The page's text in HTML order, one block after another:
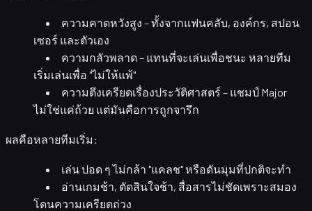
ความคาดหวังสูง – ทั้งจากแฟนคลับ, องค์กร, สปอน
เซอร์ และตัวเอง
ความกลัวพลาด– แทนที่จะเล่นเพื่อชนะ หลายทีม
เริ่มเล่นเพื่อ "ไม่ให้แพ้"
ความตึงเครียดเรื่องประวัติศาสตร์ – แชมป์ Major
ไม่ใช่แค่ถ้วย แต่มันคือการถูกจารึก
ผลคือหลายทีมเริ่ม:
เล่นปอด ๆไม่กล้า "แคลช" หรือดันมุมที่ปกติจะทำ
อ่านเกมช้า, ตัดสินใจช้า, สื่อสารไม่ชัดเพราะสมอง
โดนความเครียดถ่วง